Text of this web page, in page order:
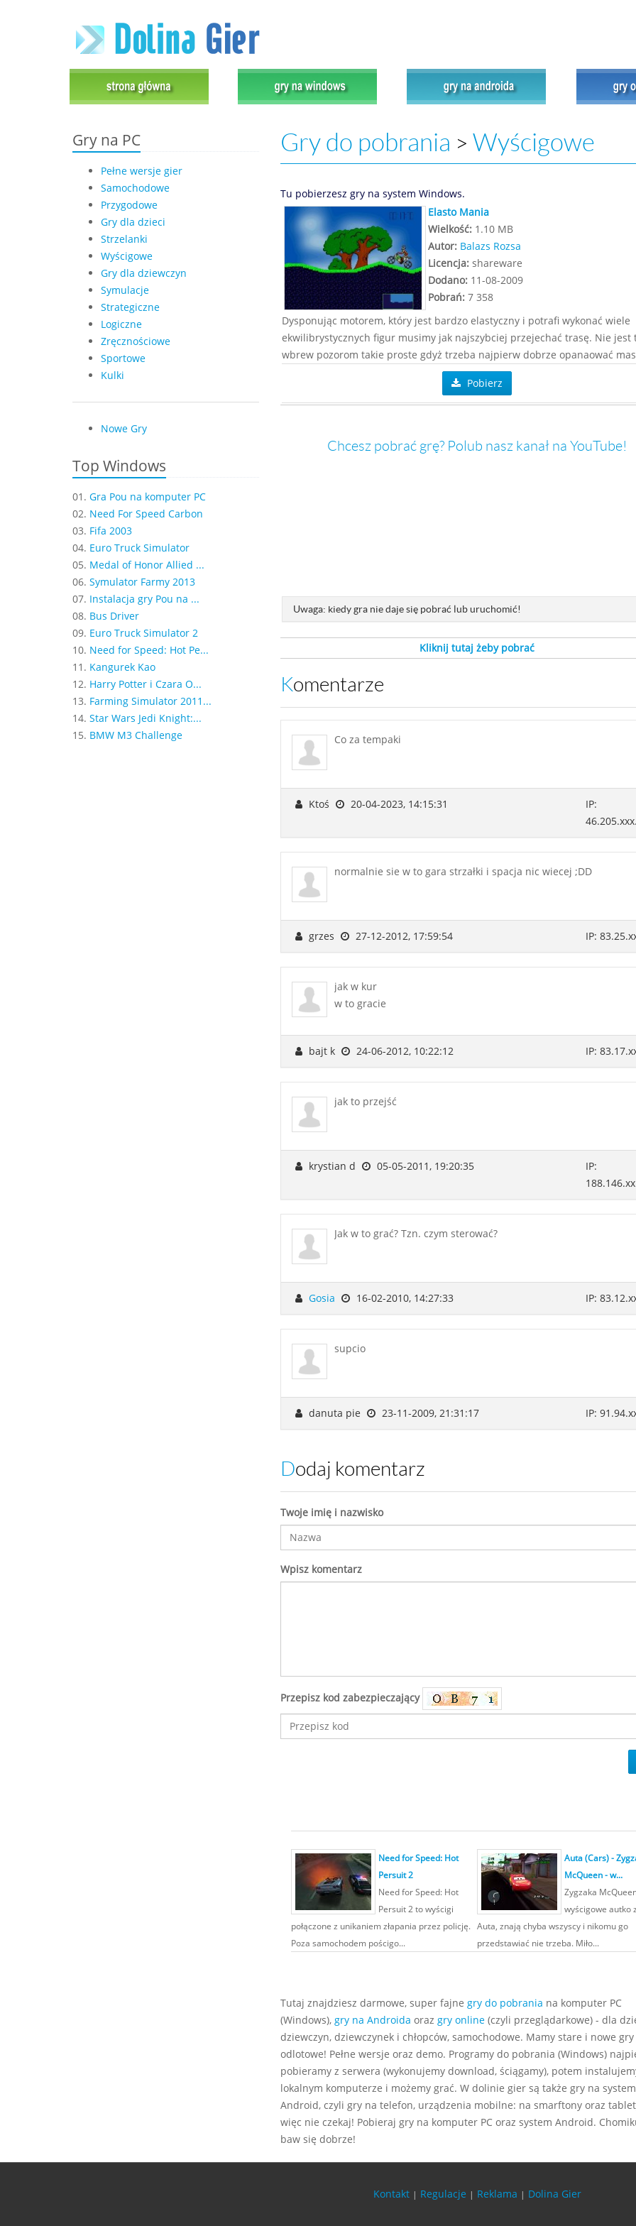
Gry na PC
Pełne wersje gier
Samochodowe
Przygodowe
Gry dla dzieci
Strzelanki
Wyścigowe
Gry dla dziewczyn
Symulacje
Strategiczne
Logiczne
Zręcznościowe
Sportowe
Kulki
Nowe Gry
Top Windows
01. Gra Pou na komputer PC
02. Need For Speed Carbon
03. Fifa 2003
04. Euro Truck Simulator
05. Medal of Honor Allied ...
06. Symulator Farmy 2013
07. Instalacja gry Pou na ...
08. Bus Driver
09. Euro Truck Simulator 2
10. Need for Speed: Hot Pe...
11. Kangurek Kao
12. Harry Potter i Czara O...
13. Farming Simulator 2011...
14. Star Wars Jedi Knight:...
15. BMW M3 Challenge
Gry do pobrania > Wyścigowe
Tu pobierzesz gry na system Windows.
Elasto Mania
Wielkość:1.10 MB
Autor: Balazs Rozsa
Licencja:shareware
Dodano:11-08-2009
Pobrań:7 358
Dysponując motorem, który jest bardzo elastyczny i potrafi wykonać wiele
ekwilibrystycznych figur musimy jak najszybciej przejechać trasę. Nie jest
wbrew pozorom takie proste gdyż trzeba najpierw dobrze opanaować
Pobierz
Chcesz pobrać grę? Polub nasz kanał na YouTube!
Uwaga: kiedy gra nie daje się pobrać lub uruchomić!
Kliknij tutaj żeby pobrać
Komentarze
Co za tempaki
Ktoś 20-04-2023, 14:15:31
IP:
normalnie sie w to gara strzałki i spacja nic wiecej ;DD
grzes 27-12-2012, 17:59:54 IP:
jak w kur
w to gracie
bajt k 24-06-2012, 10:22:12 IP:
jak to przejść
krystian d 05-05-2011, 19:20:35
IP:
Jak w to grać? Tzn. czym sterować?
Gosia 16-02-2010, 14:27:33 IP:
supcio
danuta pie 23-11-2009, 21:31:17 IP:
Dodaj komentarz
Twoje imię i nazwisko
Wpisz komentarz
Przepisz kod zabezpieczający
Need for Speed: Hot
Persuit 2
Need for Speed: Hot
Persuit 2 to wyścigi
połączone z unikaniem złapania przez policję.
Poza samochodem pościgo...
Auta (Cars) -
McQueen - w...
Zygzaka
wyścigowe autko
Auta, znają chyba wszyscy i nikomu go
przedstawiać nie trzeba. Miło...
Tutaj znajdziesz darmowe, super fajne gry do pobrania na komputer PC
(Windows), gry na Androida oraz gry online(czyli przeglądarkowe) - dla
dziewczyn, dziewczynek i chłopców, samochodowe. Mamy stare i nowe gry
odlotowe! Pełne wersje oraz demo. Programy do pobrania (Windows)
pobieramy z serwera (wykonujemy download, ściągamy), potem
lokalnym komputerze i możemy grać. W dolinie gier są także gry na system
Android, czyli gry na telefon, urządzenia mobilne: na smarftony oraz
więc nie czekaj! Pobieraj gry na komputer PC oraz system Android.
baw się dobrze!
Kontakt | Regulacje | Reklama | Dolina Gier